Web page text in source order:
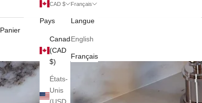
CAD $
Pays
Canada
(CAD
$)
États-
Unis
Français
Langue
English
Français
Panier